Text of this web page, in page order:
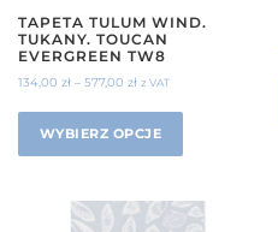
TAPETA TULUM WIND.
TUKANY. TOUCAN
EVERGREEN TW8
134,00 zł – 577,00 zł z VAT
WYBIERZ OPCJE